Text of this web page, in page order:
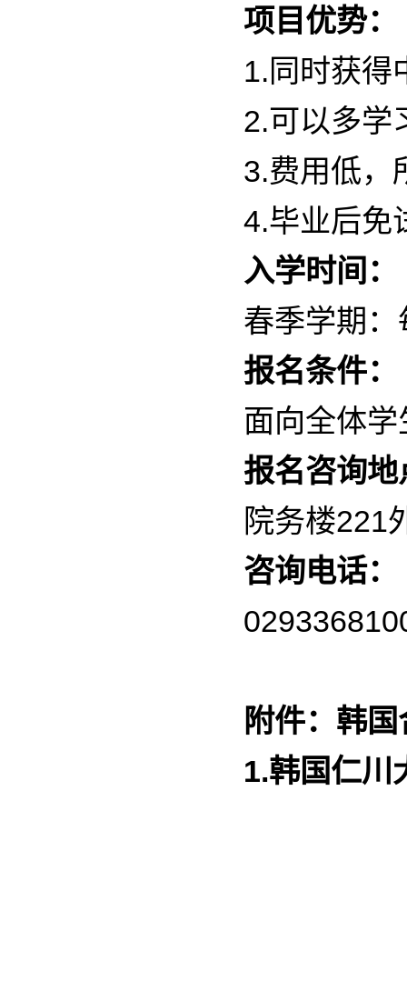
项目优势：
1.同时获得
2.可以多学
3.费用低，
4.毕业后免
入学时间：
春季学期
报名条件：
面向全体
报名咨询地
院务楼221
咨询电话：
附件：韩国
1.韩国仁川